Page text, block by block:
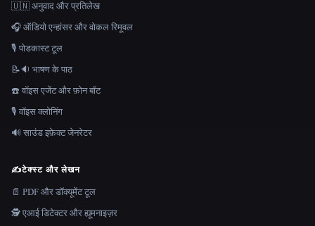
🇺🇳 अनुवाद और प्रतिलेख
🎧 ऑडियो एन्हांसर और वोकल रिमूवल
🎙️ पोडकास्ट टूल
📝🔉 भाषण के पाठ
☎️ वॉइस एजेंट और फ़ोन बॉट
🎙️ वॉइस क्लोनिंग
🔊 साउंड इफ़ेक्ट जेनरेटर
✍️टेक्स्ट और लेखन
📄 PDF और डॉक्यूमेंट टूल
🕵️ एआई डिटेक्टर और ह्यूमनाइज़र